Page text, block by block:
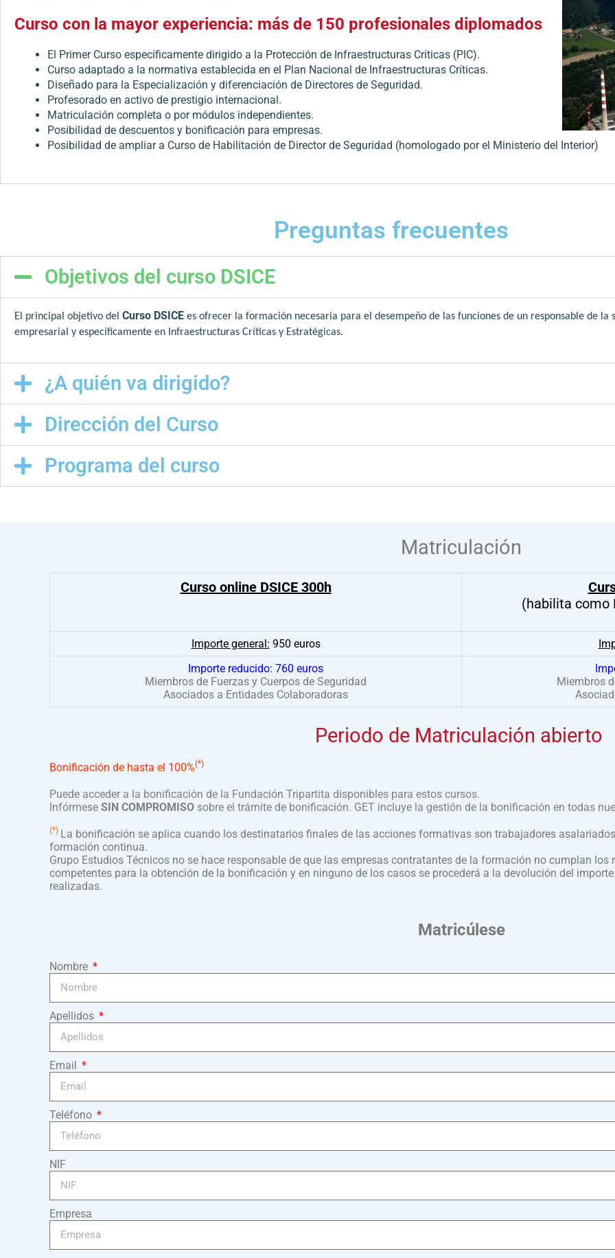
Curso con la mayor experiencia: más de 150 profesionales diplomados
El Primer Curso específicamente dirigido a la Protección de Infraestructuras Críticas (PIC).
Curso adaptado a la normativa establecida en el Plan Nacional de Infraestructuras Críticas.
Diseñado para la Especialización y diferenciación de Directores de Seguridad.
Profesorado en activo de prestigio internacional.
Matriculación completa o por módulos independientes.
Posibilidad de descuentos y bonificación para empresas.
Posibilidad de ampliar a Curso de Habilitación de Director de Seguridad (homologado por el Ministerio del Interior)
Preguntas frecuentes
Objetivos del curso DSICE
El principal objetivo del Curso DSICE es ofrecer la formación necesaria para el desempeño de las funciones de un responsable de la
empresarial y específicamente en Infraestructuras Críticas y Estratégicas.
¿A quién va dirigido?
Dirección del Curso
Programa del curso
Matriculación
Cursoonline DSICE 300h
(habilita como
Importe general: 950 euros
Importe reducido: 760 euros
Miembros de Fuerzas y Cuerpos de Seguridad
Asociados a Entidades Colaboradoras
Miembros
Periodo de Matriculación abierto
Bonificación de hasta el 100%(*)
Puede acceder a la bonificación de la Fundación Tripartita disponibles para estos cursos.
Infórmese SIN COMPROMISO sobre el trámite de bonificación. GET incluye la gestión de la bonificación en todas
(*) La bonificación se aplica cuando los destinatarios finales de las acciones formativas son trabajadores
formación continua.
Grupo Estudios Técnicos no se hace responsable de que las empresas contratantes de la formación no cumplan
competentes para la obtención de la bonificación y en ninguno de los casos se procederá a la devolución del
realizadas.
Matricúlese
Nombre
Apellidos
Email
Teléfono
NIF
Empresa